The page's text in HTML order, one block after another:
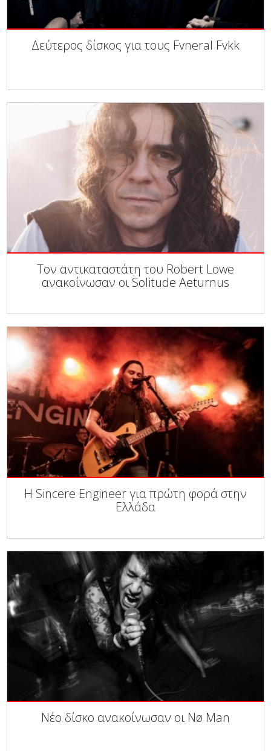
Δεύτερος δίσκος για τους Fvneral Fvkk
Τον αντικαταστάτη του Robert Lowe
ανακοίνωσαν οι Solitude Aeturnus
Η Sincere Engineer για πρώτη φορά στην
Ελλάδα
Νέο δίσκο ανακοίνωσαν οι Nø Man